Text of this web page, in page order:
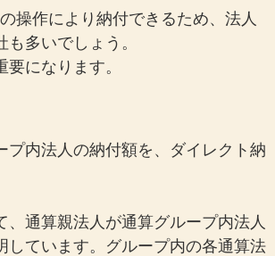
操作により納付できるため、法人
多いでしょう。
になります。
内法人の納付額を、ダイレクト納
通算親法人が通算グループ内法人
ています。グループ内の各通算法